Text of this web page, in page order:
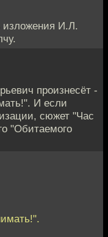
изложения И.Л.
произнесёт -
И если
сюжет "Час
"Обитаемого